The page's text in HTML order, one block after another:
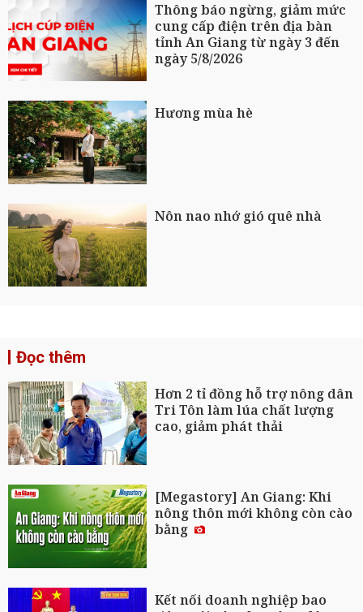
Thông báo ngừng, giảm mức
cung cấp điện trên địa bàn
tỉnh An Giang từ ngày 3 đến
ngày 5/8/2026
Hương mùa hè
Nôn nao nhớ gió quê nhà
Đọc thêm
Hơn 2 tỉ đồng hỗ trợ nông dân
Tri Tôn làm lúa chất lượng
cao, giảm phát thải
[Megastory] An Giang: Khi
nông thôn mới không còn cào
bằng
Kết nối doanh nghiệp bao